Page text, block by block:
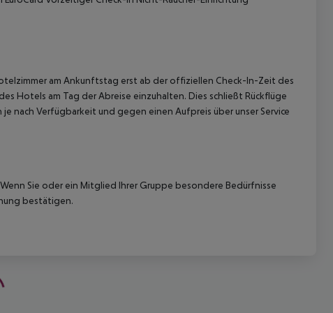
am Ankunftstag erst ab der offiziellen Check-In-Zeit des
Hotels am Tag der Abreise einzuhalten. Dies schließt Rückflüge
nach Verfügbarkeit und gegen einen Aufpreis über unser Service
Sie oder ein Mitglied Ihrer Gruppe besondere Bedürfnisse
bestätigen.